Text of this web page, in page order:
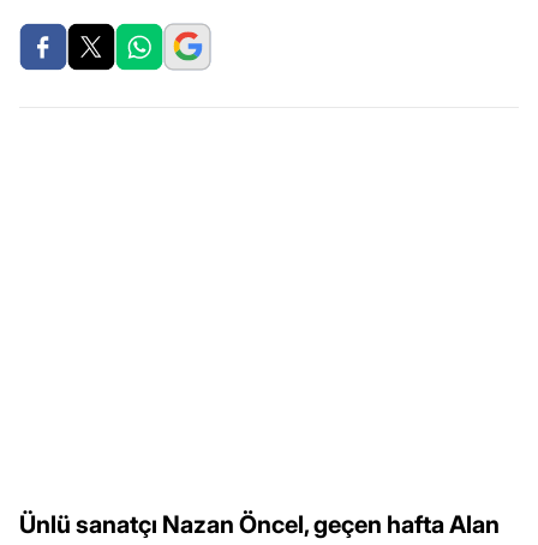
Ünlü sanatçı Nazan Öncel, geçen hafta Alan